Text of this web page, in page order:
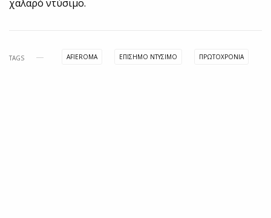
χαλαρό ντύσιμο.
TAGS AFIEROMA ΕΠΙΣΗΜΟ ΝΤΥΣΙΜΟ ΠΡΩΤΟΧΡΟΝΙΆ